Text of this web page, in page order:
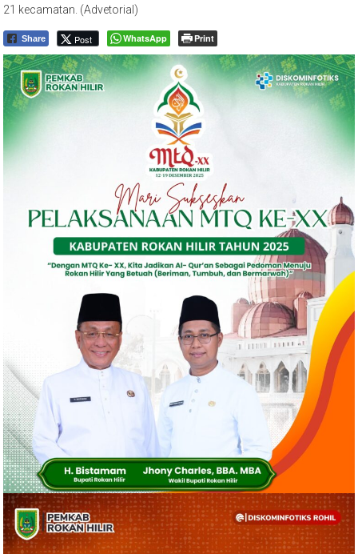
21 kecamatan. (Advetorial)
Share Post WhatsApp Print